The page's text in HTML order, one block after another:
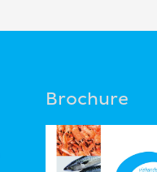
Brochure